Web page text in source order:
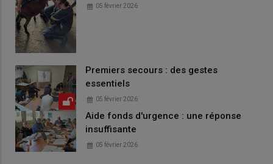
05 février 2026
Premiers secours : des gestes
essentiels
05 février 2026
Aide fonds d'urgence : une réponse
insuffisante
05 février 2026